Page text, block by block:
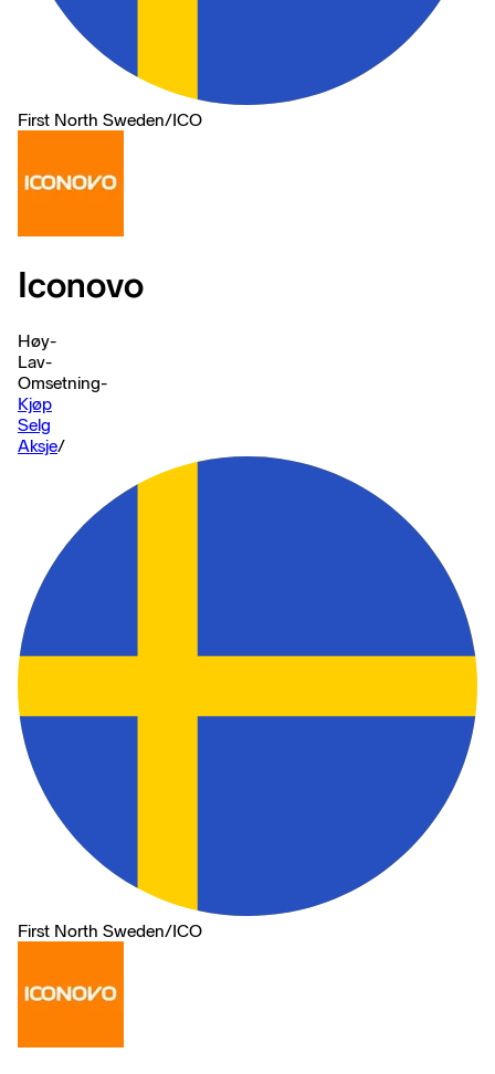
First North Sweden/ICO
Iconovo
Høy-
Lav-
Omsetning-
Kjøp
Selg
Aksje/
First North Sweden/ICO